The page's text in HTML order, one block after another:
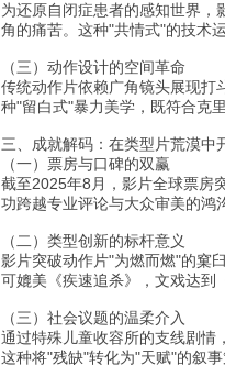
为还原自闭症患者的感知世界，
角的痛苦。这种"共情式"的技术
（三）动作设计的空间革命
传统动作片依赖广角镜头展现打
种"留白式"暴力美学，既符合克
三、成就解码：在类型片荒漠中
（一）票房与口碑的双赢
截至2025年8月，影片全球票房
功跨越专业评论与大众审美的鸿
（二）类型创新的标杆意义
影片突破动作片"为燃而燃"的窠
可媲美《疾速追杀》，文戏达到
（三）社会议题的温柔介入
通过特殊儿童收容所的支线剧情
这种将"残缺"转化为"天赋"的叙